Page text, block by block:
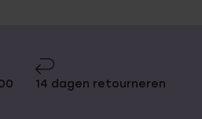
14 dagen retourneren